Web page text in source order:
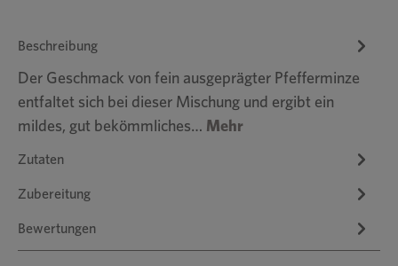
Beschreibung
Der Geschmack von fein ausgeprägter Pfefferminze
entfaltet sich bei dieser Mischung und ergibt ein
mildes, gut bekömmliches… Mehr
Zutaten
Zubereitung
Bewertungen